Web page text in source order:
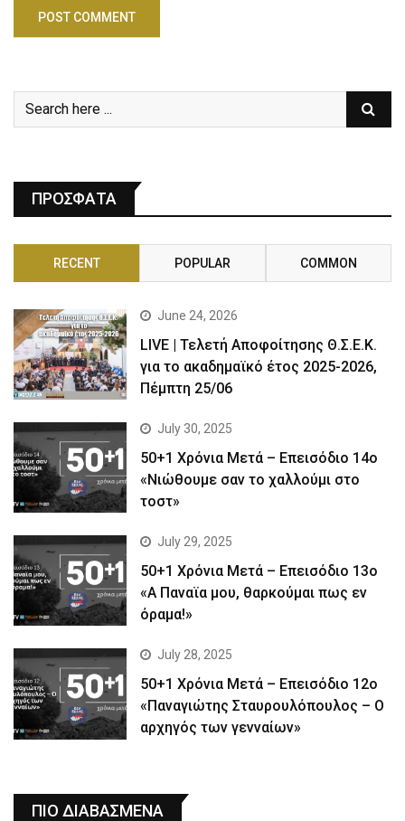
ΠΡΟΣΦΑΤΑ
RECENT POPULAR COMMON
June 24, 2026
LIVE | Τελετή Αποφοίτησης Θ.Σ.Ε.Κ.
για το ακαδημαϊκό έτος 2025-2026,
Πέμπτη 25/06
July 30, 2025
50+1 Χρόνια Μετά – Επεισόδιο 14ο
«Νιώθουμε σαν το χαλλούμι στο
τοστ»
July 29, 2025
50+1 Χρόνια Μετά – Επεισόδιο 13ο
«Α Παναϊα μου, θαρκούμαι πως εν
όραμα!»
July 28, 2025
50+1 Χρόνια Μετά – Επεισόδιο 12ο
«Παναγιώτης Σταυρουλόπουλος – Ο
αρχηγός των γενναίων»
ΠΙΟ ΔΙΑΒΑΣΜΕΝΑ